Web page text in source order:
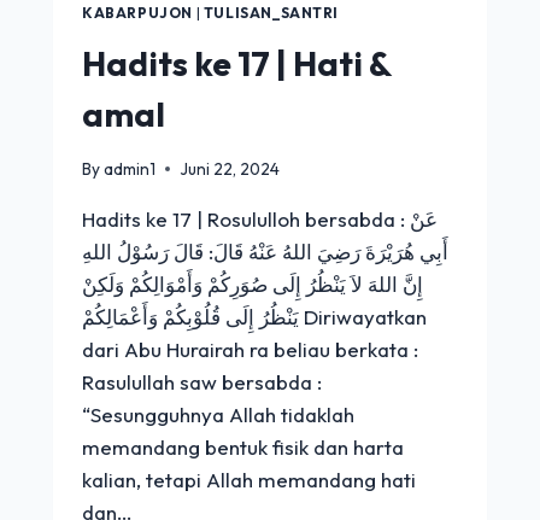
KABARPUJON | TULISAN_SANTRI
Hadits ke 17 | Hati &
amal
Byadmin1 Juni 22, 2024
Hadits ke 17 | Rosululloh bersabda : عَنْ
أَبِي هُرَيْرَةَ رَضِيَ اللهُ عَنْهُ قَالَ: قَالَ رَسُوْلُ اللهِ
إِنَّ اللهَ لاَ يَنْظُرُ إِلَى صُوَرِكُمْ وَأَمْوَالِكُمْ وَلَكِنْ
يَنْظُرُ إِلَى قُلُوْبِكُمْ وَأَعْمَالِكُمْ Diriwayatkan
dari Abu Hurairah ra beliau berkata :
Rasulullah saw bersabda :
“Sesungguhnya Allah tidaklah
memandang bentuk fisik dan harta
kalian, tetapi Allah memandang hati
dan…